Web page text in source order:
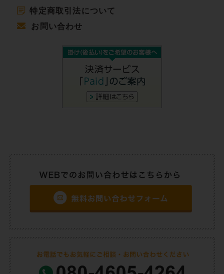
特定商取引法について
お問い合わせ